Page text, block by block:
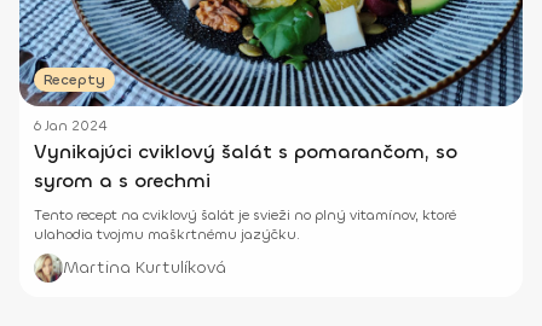
Recepty
6 Jan 2024
Vynikajúci cviklový šalát s pomarančom, so
syrom a s orechmi
Tento recept na cviklový šalát je svieži no plný vitamínov, ktoré
ulahodia tvojmu maškrtnému jazýčku.
Martina Kurtulíková